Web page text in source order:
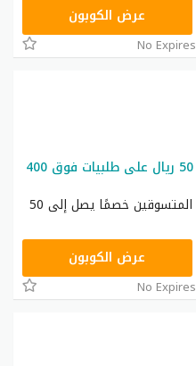
عرض الكوبون
No Expires
كود خصم شي ان فساتين خصم 50 ريال على طلبيات فوق 400
يتوفركود خصم شي إن الذي يمنح المتسوقين خصمًا يصل إلى 50
عرض الكوبون
No Expires